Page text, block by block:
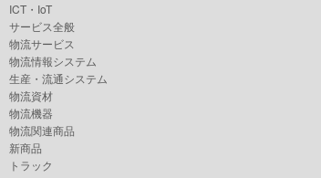
ICT・IoT
サービス全般
物流サービス
物流情報システム
生産・流通システム
物流資材
物流機器
物流関連商品
新商品
トラック